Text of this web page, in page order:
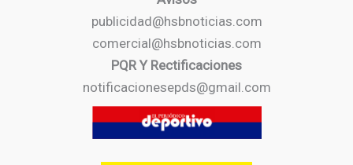
publicidad@hsbnoticias.com
comercial@hsbnoticias.com
PQR Y Rectificaciones
notificacionesepds@gmail.com